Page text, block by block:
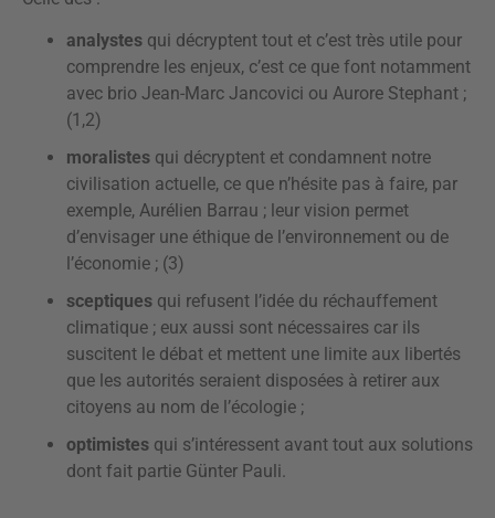
analystes qui décryptent tout et c’est très utile pour
comprendre les enjeux, c’est ce que font notamment
avec brio Jean-Marc Jancovici ou Aurore Stephant ;
(1,2)
moralistes qui décryptent et condamnent notre
civilisation actuelle, ce que n’hésite pas à faire, par
exemple, Aurélien Barrau ; leur vision permet
d’envisager une éthique de l’environnement ou de
l’économie ; (3)
sceptiques qui refusent l’idée du réchauffement
climatique ; eux aussi sont nécessaires car ils
suscitent le débat et mettent une limite aux libertés
que les autorités seraient disposées à retirer aux
citoyens au nom de l’écologie ;
optimistes qui s’intéressent avant tout aux solutions
dont fait partie Günter Pauli.